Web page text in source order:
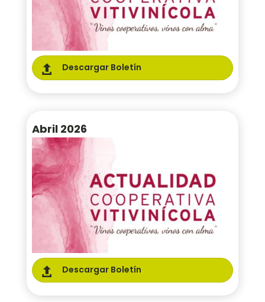
 Descargar Boletín
Abril 2026
 Descargar Boletín